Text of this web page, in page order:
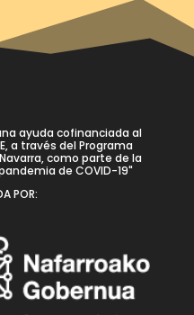
ayuda cofinanciada al
a través del Programa
como parte de la
de COVID-19"
POR: